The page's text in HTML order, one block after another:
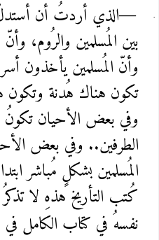
—الذي أردتُ أن أستدلّ
بين المُسلمين والرُوم،
وأنّ المُسلمين يأخذون
تكون هناك هُدنة وتكون
وفي بعض الأحيان تكونُ
الطرفين.. وفي بعض
المُسلمين بشكلٍ مُباشر
كُتب التأريخ هذهِ لا
نفسهُ في كتاب الكامل في